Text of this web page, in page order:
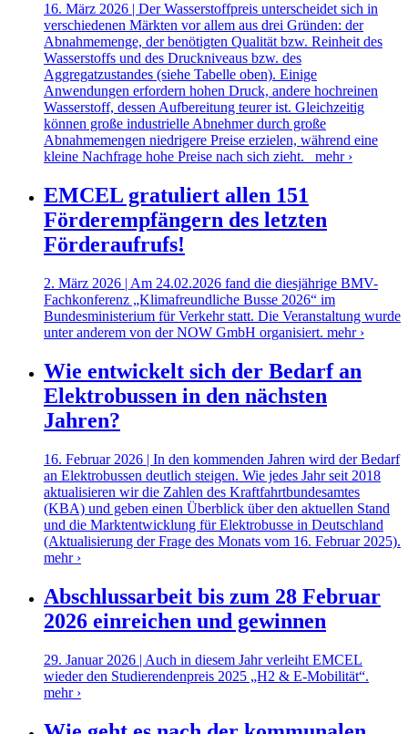
16. März 2026 | Der Wasserstoffpreis unterscheidet sich in
verschiedenen Märkten vor allem aus drei Gründen: der
Abnahmemenge, der benötigten Qualität bzw. Reinheit des
Wasserstoffs und des Druckniveaus bzw. des
Aggregatzustandes (siehe Tabelle oben). Einige
Anwendungen erfordern hohen Druck, andere hochreinen
Wasserstoff, dessen Aufbereitung teurer ist. Gleichzeitig
können große industrielle Abnehmer durch große
Abnahmemengen niedrigere Preise erzielen, während eine
kleine Nachfrage hohe Preise nach sich zieht. mehr ›
EMCEL gratuliert allen 151
Förderempfängern des letzten
Förderaufrufs!
2. März 2026 | Am 24.02.2026 fand die diesjährige BMV-
Fachkonferenz „Klimafreundliche Busse 2026“ im
Bundesministerium für Verkehr statt. Die Veranstaltung wurde
unter anderem von der NOW GmbH organisiert. mehr ›
Wie entwickelt sich der Bedarf an
Elektrobussen in den nächsten
Jahren?
16. Februar 2026 | In den kommenden Jahren wird der Bedarf
an Elektrobussen deutlich steigen. Wie jedes Jahr seit 2018
aktualisieren wir die Zahlen des Kraftfahrtbundesamtes
(KBA) und geben einen Überblick über den aktuellen Stand
und die Marktentwicklung für Elektrobusse in Deutschland
(Aktualisierung der Frage des Monats vom 16. Februar 2025).
mehr ›
Abschlussarbeit bis zum 28 Februar
2026 einreichen und gewinnen
29. Januar 2026 | Auch in diesem Jahr verleiht EMCEL
wieder den Studierendenpreis 2025 „H2 & E-Mobilität“.
mehr ›